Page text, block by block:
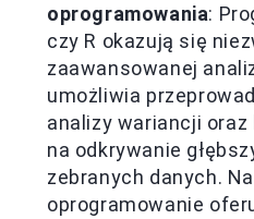
oprogramowania:
czy R okazują się
zaawansowanej
umożliwia
analizy wariancji
na odkrywanie
zebranych danych.
oprogramowanie